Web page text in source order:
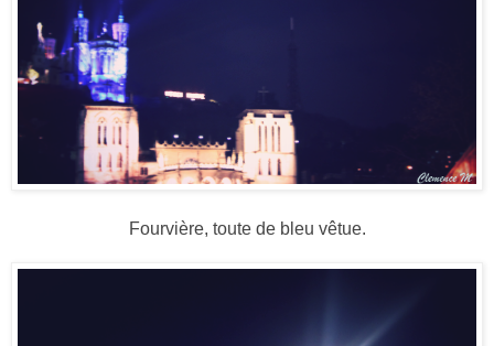
Fourvière, toute de bleu vêtue.